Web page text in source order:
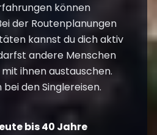
können
der Routenplanungen
kannst du dich aktiv
andere Menschen
ihnen austauschen.
den Singlereisen.
bis 40 Jahre